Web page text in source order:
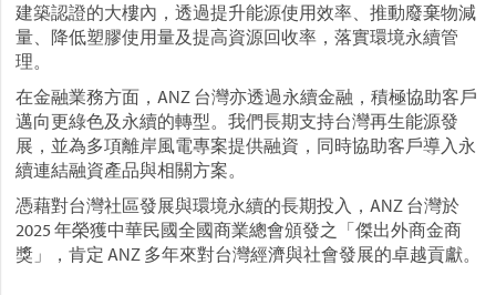
建築認證的大樓內，透過提升能源使用效率、推動廢棄物減
量、降低塑膠使用量及提高資源回收率，落實環境永續管
理。
在金融業務方面，ANZ 台灣亦透過永續金融，積極協助客戶
邁向更綠色及永續的轉型。我們長期支持台灣再生能源發
展，並為多項離岸風電專案提供融資，同時協助客戶導入永
續連結融資產品與相關方案。
憑藉對台灣社區發展與環境永續的長期投入，ANZ 台灣於
2025 年榮獲中華民國全國商業總會頒發之「傑出外商金商
獎」，肯定 ANZ 多年來對台灣經濟與社會發展的卓越貢獻。